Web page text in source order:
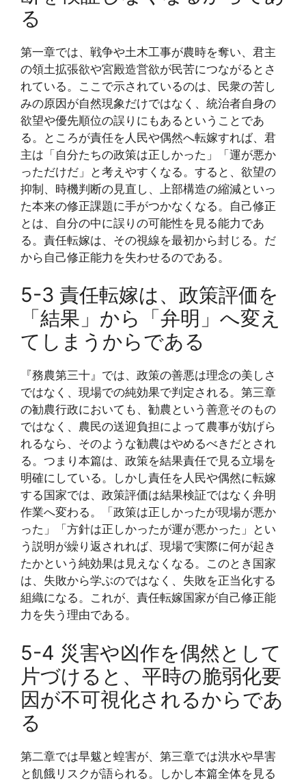
る
第一章では、戦争や土木工事が農時を奪い、君主
の領土拡張欲や宮殿造営欲が民苦につながるとさ
れている。ここで示されているのは、民衆の苦し
みの原因が自然現象だけではなく、統治者自身の
欲望や優先順位の誤りにもあるということであ
る。ところが責任を人民や偶然へ転嫁すれば、君
主は「自分たちの政策は正しかった」「運が悪か
っただけだ」と考えやすくなる。すると、欲望の
抑制、時機判断の見直し、上部構造の縮減といっ
た本来の修正課題に手がつかなくなる。自己修正
とは、自分の中に誤りの可能性を見る能力であ
る。責任転嫁は、その視線を最初から封じる。だ
から自己修正能力を失わせるのである。
5-3 責任転嫁は、政策評価を
「結果」から「弁明」へ変え
てしまうからである
『務農第三十』では、政策の善悪は理念の美しさ
ではなく、現場での純効果で判定される。第三章
の勧農行政においても、勧農という善意そのもの
ではなく、農民の送迎負担によって農事が妨げら
れるなら、そのような勧農はやめるべきだとされ
る。つまり本篇は、政策を結果責任で見る立場を
明確にしている。しかし責任を人民や偶然に転嫁
する国家では、政策評価は結果検証ではなく弁明
作業へ変わる。「政策は正しかったが現場が悪か
った」「方針は正しかったが運が悪かった」とい
う説明が繰り返されれば、現場で実際に何が起き
たかという純効果は見えなくなる。このとき国家
は、失敗から学ぶのではなく、失敗を正当化する
組織になる。これが、責任転嫁国家が自己修正能
力を失う理由である。
5-4 災害や凶作を偶然として
片づけると、平時の脆弱化要
因が不可視化されるからであ
る
第二章では旱魃と蝗害が、第三章では洪水や旱害
と飢餓リスクが語られる。しかし本篇全体を見る